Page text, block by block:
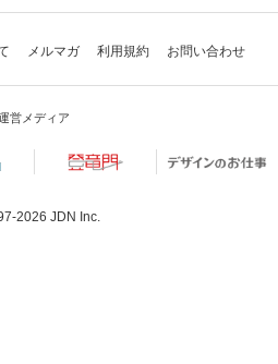
メルマガ 利用規約 お問い合わせ
営メディア
2026 JDN Inc.